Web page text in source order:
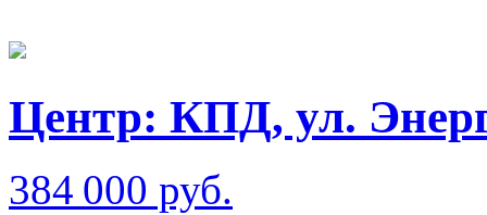
Центр: КПД, ул.
384 000 руб.